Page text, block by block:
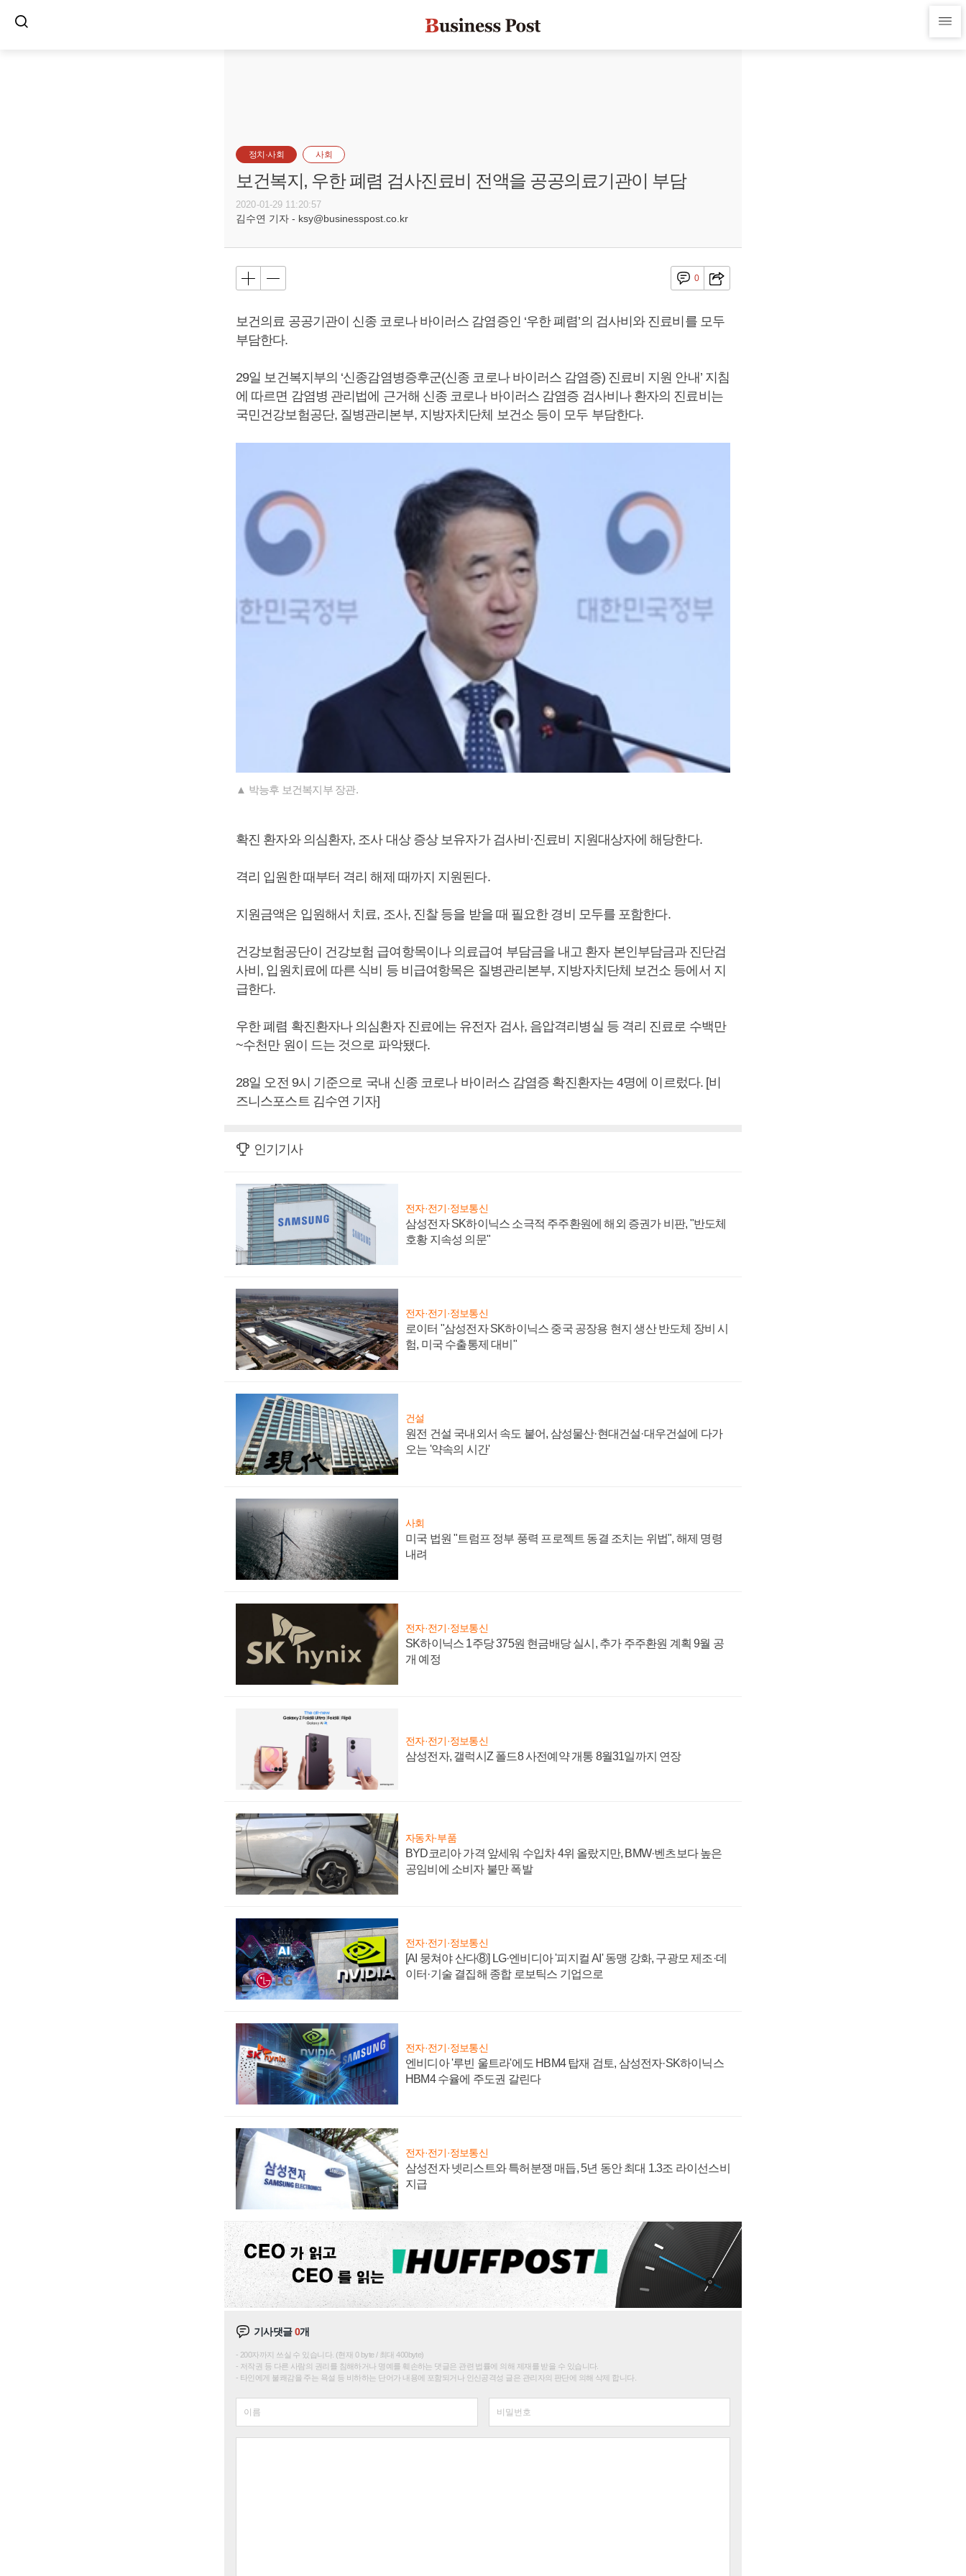
정치·사회 사회
보건복지, 우한 폐렴 검사진료비 전액을 공공의료기관이 부담
2020-01-29 11:20:57
김수연 기자 - ksy@businesspost.co.kr
0
보건의료 공공기관이 신종 코로나 바이러스 감염증인 ‘우한 폐렴’의 검사비와 진료비를 모두
부담한다.
29일 보건복지부의 ‘신종감염병증후군(신종 코로나 바이러스 감염증) 진료비 지원 안내’ 지침
에 따르면 감염병 관리법에 근거해 신종 코로나 바이러스 감염증 검사비나 환자의 진료비는
국민건강보험공단, 질병관리본부, 지방자치단체 보건소 등이 모두 부담한다.
▲ 박능후 보건복지부 장관.
확진 환자와 의심환자, 조사 대상 증상 보유자가 검사비·진료비 지원대상자에 해당한다.
격리 입원한 때부터 격리 해제 때까지 지원된다.
지원금액은 입원해서 치료, 조사, 진찰 등을 받을 때 필요한 경비 모두를 포함한다.
건강보험공단이 건강보험 급여항목이나 의료급여 부담금을 내고 환자 본인부담금과 진단검
사비, 입원치료에 따른 식비 등 비급여항목은 질병관리본부, 지방자치단체 보건소 등에서 지
급한다.
우한 폐렴 확진환자나 의심환자 진료에는 유전자 검사, 음압격리병실 등 격리 진료로 수백만
~수천만 원이 드는 것으로 파악됐다.
28일 오전 9시 기준으로 국내 신종 코로나 바이러스 감염증 확진환자는 4명에 이르렀다. [비
즈니스포스트 김수연 기자]
인기기사
전자·전기·정보통신
삼성전자 SK하이닉스 소극적 주주환원에 해외 증권가 비판, "반도체
호황 지속성 의문"
전자·전기·정보통신
로이터 "삼성전자 SK하이닉스 중국 공장용 현지 생산 반도체 장비 시
험, 미국 수출통제 대비"
건설
원전 건설 국내외서 속도 붙어, 삼성물산·현대건설·대우건설에 다가
오는 '약속의 시간'
사회
미국 법원 "트럼프 정부 풍력 프로젝트 동결 조치는 위법", 해제 명령
내려
전자·전기·정보통신
SK하이닉스 1주당 375원 현금배당 실시, 추가 주주환원 계획 9월 공
개 예정
전자·전기·정보통신
삼성전자, 갤럭시Z 폴드8 사전예약 개통 8월31일까지 연장
자동차·부품
BYD코리아 가격 앞세워 수입차 4위 올랐지만, BMW·벤츠보다 높은
공임비에 소비자 불만 폭발
전자·전기·정보통신
[AI 뭉쳐야 산다⑧] LG·엔비디아 '피지컬 AI' 동맹 강화, 구광모 제조·데
이터·기술 결집해 종합 로보틱스 기업으로
전자·전기·정보통신
엔비디아 '루빈 울트라'에도 HBM4 탑재 검토, 삼성전자·SK하이닉스
HBM4 수율에 주도권 갈린다
전자·전기·정보통신
삼성전자 넷리스트와 특허분쟁 매듭, 5년 동안 최대 1.3조 라이선스비
지급
기사댓글0개
200자까지 쓰실 수 있습니다. (현재 0 byte / 최대 400byte)
저작권 등 다른 사람의 권리를 침해하거나 명예를 훼손하는 댓글은 관련 법률에 의해 제재를 받을 수 있습니다.
타인에게 불쾌감을 주는 욕설 등 비하하는 단어가 내용에 포함되거나 인신공격성 글은 관리자의 판단에 의해 삭제 합니다.